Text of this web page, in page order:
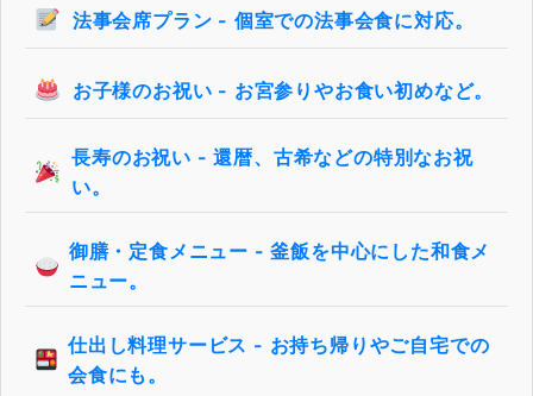
法事会席プラン - 個室での法事会食に対応。
お子様のお祝い - お宮参りやお食い初めなど。
長寿のお祝い - 還暦、古希などの特別なお祝
い。
御膳・定食メニュー - 釜飯を中心にした和食メ
ニュー。
仕出し料理サービス - お持ち帰りやご自宅での
会食にも。